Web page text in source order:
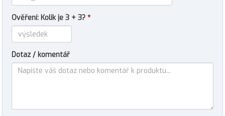
Ověření: Kolik je 3 + 3? *
Dotaz / komentář